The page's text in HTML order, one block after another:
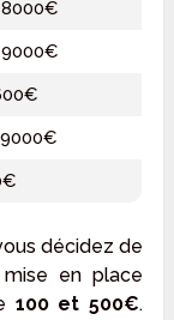
décidez de
en place
100 et 500€.